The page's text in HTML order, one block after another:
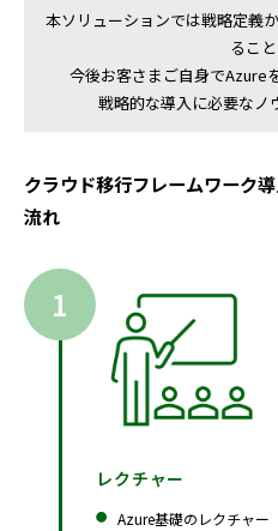
本ソリューションでは戦略定義
ること
今後お客さまご自身でAzure
戦略的な導入に必要なノ
クラウド移行フレームワーク
流れ
レクチャー
Azure基礎のレクチャー